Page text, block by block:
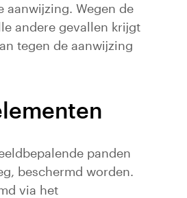
aanwijzing. Wegen de
andere gevallen krijgt
tegen de aanwijzing
panden
beschermd worden.
via het